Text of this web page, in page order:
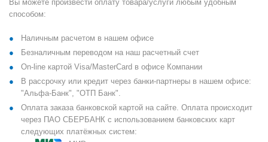
Вы можете произвести оплату товара/услуги любым удобным
способом:
Наличным расчетом в нашем офисе
Безналичным переводом на наш расчетный счет
On-line картой Visa/MasterCard в офисе Компании
В рассрочку или кредит через банки-партнеры в нашем офисе:
"Альфа-Банк", "ОТП Банк".
Оплата заказа банковской картой на сайте. Оплата происходит
через ПАО СБЕРБАНК с использованием банковских карт
следующих платёжных систем: